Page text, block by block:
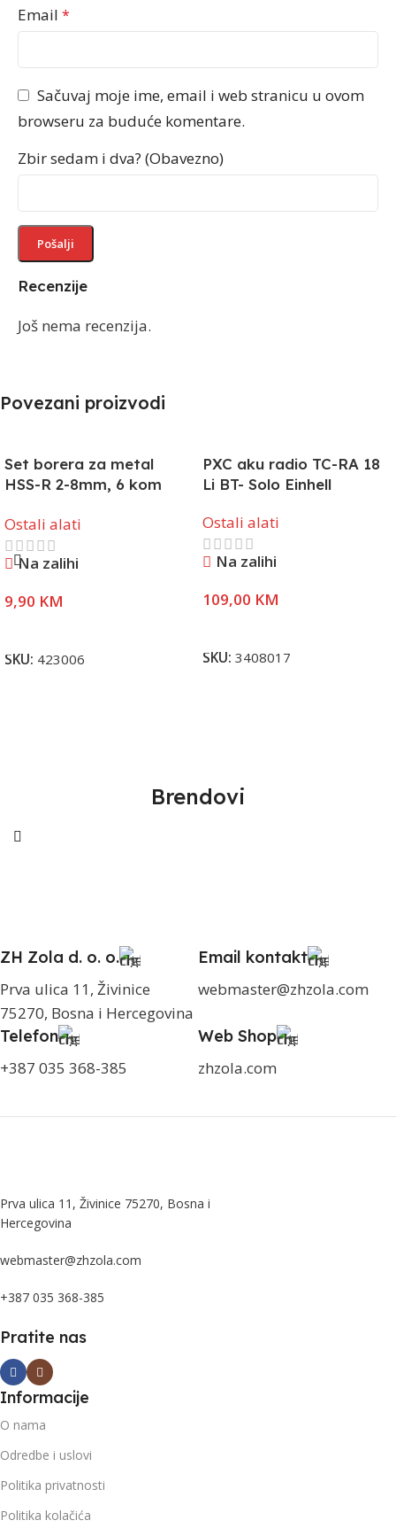
Recenzije
Još nema recenzija.
Email *
Sačuvaj moje ime, email i web stranicu u ovom
browseru za buduće komentare.
Zbir sedam i dva? (Obavezno)
Povezani proizvodi
Set borera za metal
HSS-R 2-8mm, 6 kom
Ostali alati
Na zalihi
9,90 KM
SKU: 423006
PXC aku radio TC-RA 18
Li BT- Solo Einhell
Ostali alati
Na zalihi
109,00 KM
SKU: 3408017
Brendovi
ZH Zola d. o. o.
Prva ulica 11, Živinice
75270, Bosna i Hercegovina
Email kontakt
webmaster@zhzola.com
Telefon
+387 035 368-385
Web Shop
zhzola.com
Prva ulica 11, Živinice 75270, Bosna i
Hercegovina
webmaster@zhzola.com
+387 035 368-385
Pratite nas
Informacije
O nama
Odredbe i uslovi
Politika privatnosti
Politika kolačića